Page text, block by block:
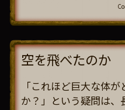
空を飛べたのか
「これほど巨大な体
か？」という疑問は、